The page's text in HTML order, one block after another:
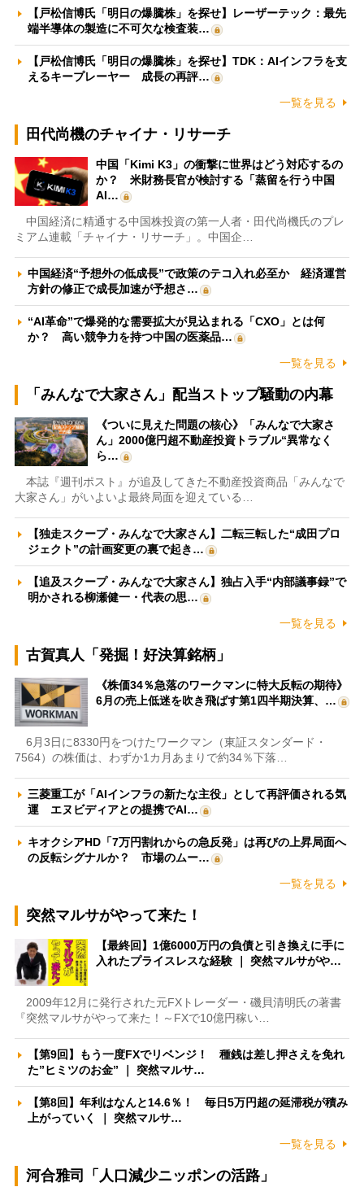
【戸松信博氏「明日の爆騰株」を探せ】レーザーテック：最先
端半導体の製造に不可欠な検査装…
【戸松信博氏「明日の爆騰株」を探せ】TDK：AIインフラを支
えるキープレーヤー 成長の再評…
一覧を見る
田代尚機のチャイナ・リサーチ
中国「Kimi K3」の衝撃に世界はどう対応するの
か？ 米財務長官が検討する「蒸留を行う中国
AI…
中国経済に精通する中国株投資の第一人者・田代尚機氏のプレ
ミアム連載「チャイナ・リサーチ」。中国企…
中国経済“予想外の低成長”で政策のテコ入れ必至か 経済運営
方針の修正で成長加速が予想さ…
“AI革命”で爆発的な需要拡大が見込まれる「CXO」とは何
か？ 高い競争力を持つ中国の医薬品…
一覧を見る
「みんなで大家さん」配当ストップ騒動の内幕
《ついに見えた問題の核心》「みんなで大家さ
ん」2000億円超不動産投資トラブル“異常なく
ら…
本誌『週刊ポスト』が追及してきた不動産投資商品「みんなで
大家さん」がいよいよ最終局面を迎えている…
【独走スクープ・みんなで大家さん】二転三転した“成田プロ
ジェクト”の計画変更の裏で起き…
【追及スクープ・みんなで大家さん】独占入手“内部議事録”で
明かされる柳瀬健一・代表の思…
一覧を見る
古賀真人「発掘！好決算銘柄」
《株価34％急落のワークマンに特大反転の期待》
6月の売上低迷を吹き飛ばす第1四半期決算、…
6月3日に8330円をつけたワークマン（東証スタンダード・
7564）の株価は、わずか1カ月あまりで約34％下落…
三菱重工が「AIインフラの新たな主役」として再評価される気
運 エヌビディアとの提携でAI…
キオクシアHD「7万円割れからの急反発」は再びの上昇局面へ
の反転シグナルか？ 市場のムー…
一覧を見る
突然マルサがやって来た！
【最終回】1億6000万円の負債と引き換えに手に
入れたプライスレスな経験 ｜ 突然マルサがや…
2009年12月に発行された元FXトレーダー・磯貝清明氏の著書
『突然マルサがやって来た！～FXで10億円稼い…
【第9回】もう一度FXでリベンジ！ 種銭は差し押さえを免れ
た”ヒミツのお金” ｜ 突然マルサ…
【第8回】年利はなんと14.6％！ 毎日5万円超の延滞税が積み
上がっていく ｜ 突然マルサ…
一覧を見る
河合雅司「人口減少ニッポンの活路」